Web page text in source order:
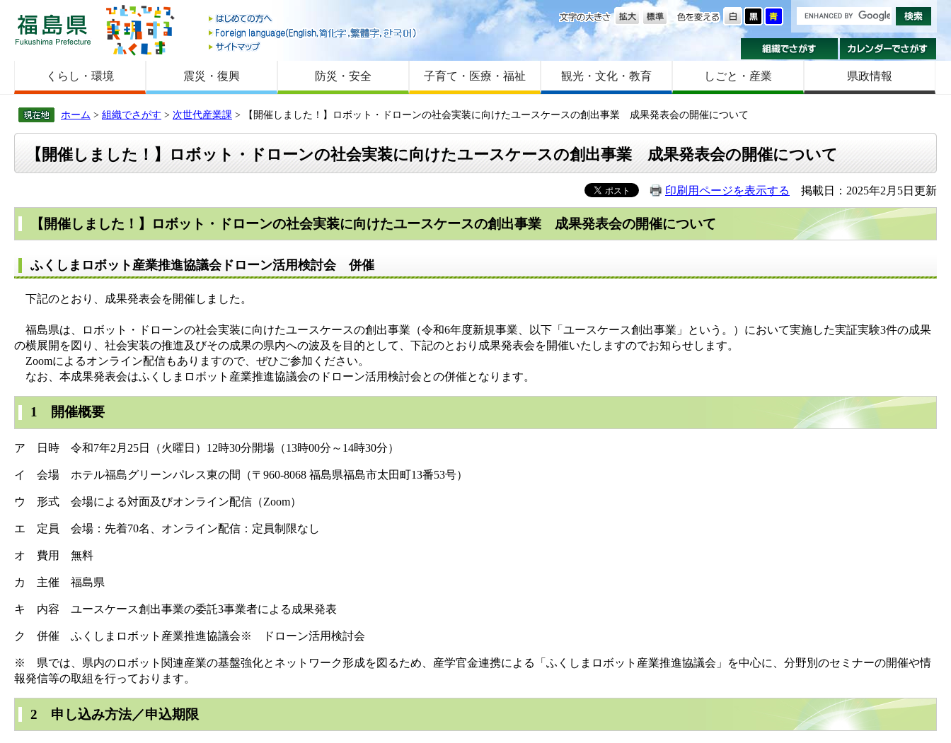
福島県
はじめての方へ
Foreign language
サイトマップ
色を変える
文字の大きさ
組織でさがす
くらし・環境 震災・復興 防災・安全 子育て・医療・福祉 観光・文化・教育 しごと・産業 県政情報
ホーム > 組織でさがす > 次世代産業課 > 【開催しました！】ロボット・ドローンの社会実装に向けたユースケースの創出事業 成果発表会の開催について
【開催しました！】ロボット・ドローンの社会実装に向けたユースケースの創出事業 成果発表会の開催について
印刷用ページを表示する 掲載日：2025年2月5日更新
【開催しました！】ロボット・ドローンの社会実装に向けたユースケースの創出事業 成果発表会の開催について
ふくしまロボット産業推進協議会ドローン活用検討会 併催
下記のとおり、成果発表会を開催しました。
福島県は、ロボット・ドローンの社会実装に向けたユースケースの創出事業（令和6年度新規事業、以下「ユースケース創出事業」という。）において実施した実証実験3件の成果
の横展開を図り、社会実装の推進及びその成果の県内への波及を目的として、下記のとおり成果発表会を開催いたしますのでお知らせします。
Zoomによるオンライン配信もありますので、ぜひご参加ください。
なお、本成果発表会はふくしまロボット産業推進協議会のドローン活用検討会との併催となります。
1 開催概要
ア 日時 令和7年2月25日（火曜日）12時30分開場（13時00分～14時30分）
イ 会場 ホテル福島グリーンパレス東の間（〒960-8068 福島県福島市太田町13番53号）
ウ 形式 会場による対面及びオンライン配信（Zoom）
エ 定員 会場：先着70名、オンライン配信：定員制限なし
オ 費用 無料
カ 主催 福島県
キ 内容 ユースケース創出事業の委託3事業者による成果発表
ク 併催 ふくしまロボット産業推進協議会※ ドローン活用検討会
※ 県では、県内のロボット関連産業の基盤強化とネットワーク形成を図るため、産学官金連携による「ふくしまロボット産業推進協議会」を中心に、分野別のセミナーの開催や情
報発信等の取組を行っております。
2 申し込み方法／申込期限